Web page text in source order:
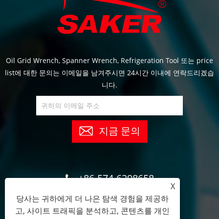
Oil Grid Wrench, Spanner Wrench, Refrigeration Tool 또는 price
list에 대한 문의는 이메일을 남겨주시면 24시간 이내에 연락드리겠습
니다.
지금 문의
+86-574-6298658
tracy@sakertools.com
X
당사는 귀하에게 더 나은 탐색 경험을 제공하
고, 사이트 트래픽을 분석하고, 콘텐츠를 개인